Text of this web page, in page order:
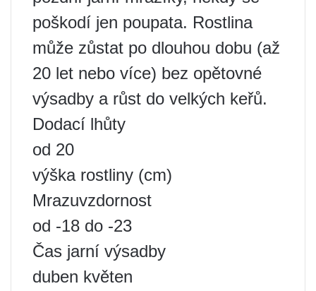
poškodí jen poupata. Rostlina
může zůstat po dlouhou dobu (až
20 let nebo více) bez opětovné
výsadby a růst do velkých keřů.
Dodací lhůty
od 20
výška rostliny (cm)
Mrazuvzdornost
od -18 do -23
Čas jarní výsadby
duben květen